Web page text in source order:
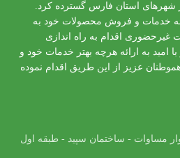
شهرهای استان فارس گسترده کرد.
۱۴۰۰ جهت ارائه خدمات و فروش محصولات خود به
اقدام به راه اندازی
امید به ارائه هرچه بهتر خدمات خود و
عزیز از این طریق اقدام نموده
مساوات - ساختمان سپید - طبقه اول